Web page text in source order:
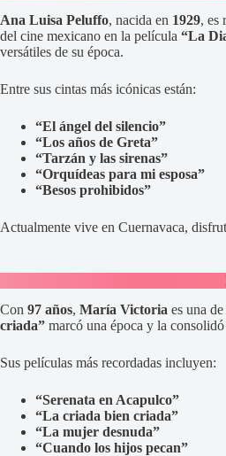
Ana Luisa Peluffo, nacida en 1929, es
del cine mexicano en la película “La
versátiles de su época.
Entre sus cintas más icónicas están:
“El ángel del silencio”
“Los años de Greta”
“Tarzán y las sirenas”
“Orquídeas para mi esposa”
“Besos prohibidos”
Actualmente vive en Cuernavaca,
Con 97 años, María Victoria es una
criada” marcó una época y la
Sus películas más recordadas incluyen:
“Serenata en Acapulco”
“La criada bien criada”
“La mujer desnuda”
“Cuando los hijos pecan”